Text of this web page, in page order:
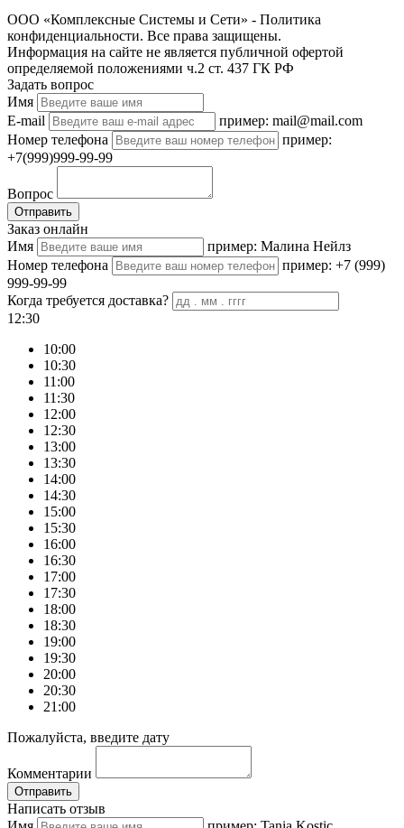
ООО «Комплексные Системы и Сети» - Политика
конфиденциальности. Все права защищены.
Информация на сайте не является публичной офертой
определяемой положениями ч.2 ст. 437 ГК РФ
Задать вопрос
Имя
E-mail
пример: mail@mail.com
Номер телефона
пример:
+7(999)999-99-99
Вопрос
Отправить
Заказ онлайн
Имя
пример: Малина Нейлз
Номер телефона
пример: +7 (999)
999-99-99
Когда требуется доставка?
12:30
10:00
10:30
11:00
11:30
12:00
12:30
13:00
13:30
14:00
14:30
15:00
15:30
16:00
16:30
17:00
17:30
18:00
18:30
19:00
19:30
20:00
20:30
21:00
Пожалуйста, введите дату
Комментарии
Отправить
Написать отзыв